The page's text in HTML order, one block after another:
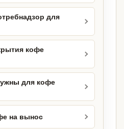
для
кофе
для кофе
на вынос